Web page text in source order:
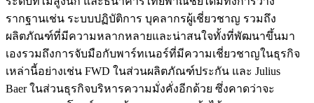
รากฐานเช่น ระบบปฏิบัติการ บุคลากรผู้เชี่ยวชาญ รวมถึง
ผลิตภัณฑ์ที่มีความหลากหลายและน่าสนใจทั้งที่พัฒนาขึ้นมา
เองรวมถึงการจับมือกับพาร์ทเนอร์ที่มีความเชี่ยวชาญในธุรกิจ
เหล่านี้อย่างเช่น FWD ในส่วนผลิตภัณฑ์ประกัน และ Julius
Baer ในส่วนธุรกิจบริหารความมั่งคั่งอีกด้วย ซึ่งคาดว่าจะ